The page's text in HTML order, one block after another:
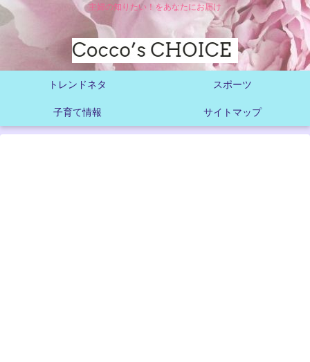
主婦の知りたい！をあなたにお届け
トレンドネタ スポーツ
子育て情報 サイトマップ